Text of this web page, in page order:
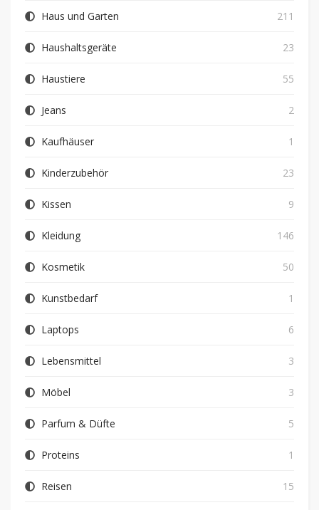
Haus und Garten 211
Haushaltsgeräte 23
Haustiere 55
Jeans 2
Kaufhäuser 1
Kinderzubehör 23
Kissen 9
Kleidung 146
Kosmetik 50
Kunstbedarf 1
Laptops 6
Lebensmittel 3
Möbel 3
Parfum & Düfte 5
Proteins 1
Reisen 15